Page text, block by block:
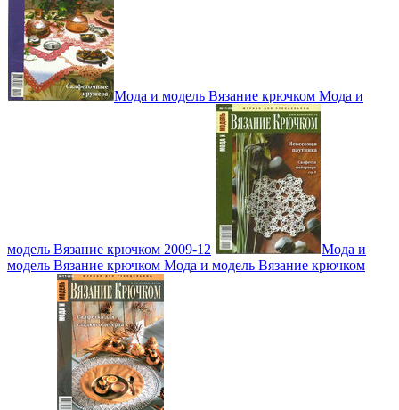
Мода и модель Вязание крючком Мода и
модель Вязание крючком 2009-12
Мода и
модель Вязание крючком Мода и модель Вязание крючком